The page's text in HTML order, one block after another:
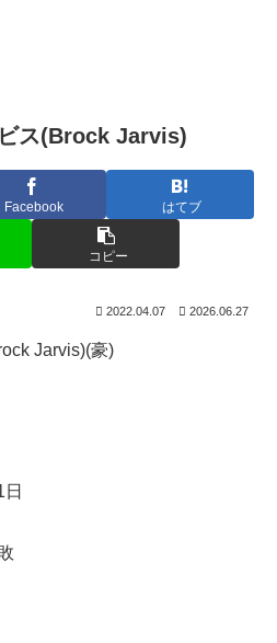
ス(Brock Jarvis)
Facebook はてブ
コピー
2022.04.07 2026.06.27
Jarvis)(豪)